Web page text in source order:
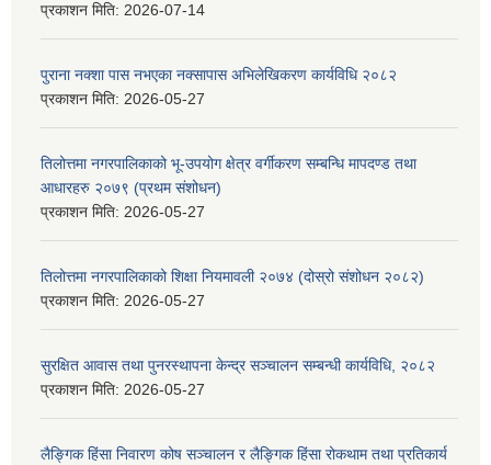
प्रकाशन मिति: 2026-07-14
पुराना नक्शा पास नभएका नक्सापास अभिलेखिकरण कार्यविधि २०८२
प्रकाशन मिति: 2026-05-27
तिलोत्तमा नगरपालिकाको भू-उपयोग क्षेत्र वर्गीकरण सम्बन्धि मापदण्ड तथा
आधारहरु २०७९ (प्रथम संशोधन)
प्रकाशन मिति: 2026-05-27
तिलोत्तमा नगरपालिकाको शिक्षा नियमावली २०७४ (दोस्रो संशोधन २०८२)
प्रकाशन मिति: 2026-05-27
सुरक्षित आवास तथा पुनरस्थापना केन्द्र सञ्चालन सम्बन्धी कार्यविधि, २०८२
प्रकाशन मिति: 2026-05-27
लैङ्गिक हिंसा निवारण कोष सञ्चालन र लैङ्गिक हिंसा रोकथाम तथा प्रतिकार्य